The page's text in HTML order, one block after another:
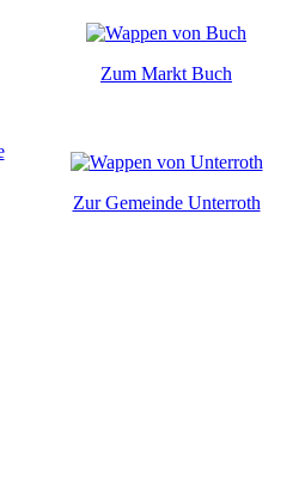
Zum Markt Buch
Zur Gemeinde Unterroth